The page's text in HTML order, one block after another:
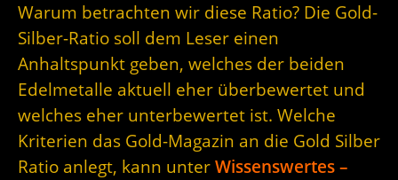
Warum betrachten wir diese Ratio? Die Gold-
Silber-Ratio soll dem Leser einen
Anhaltspunkt geben, welches der beiden
Edelmetalle aktuell eher überbewertet und
welches eher unterbewertet ist. Welche
Kriterien das Gold-Magazin an die Gold Silber
Ratio anlegt, kann unter Wissenswertes –